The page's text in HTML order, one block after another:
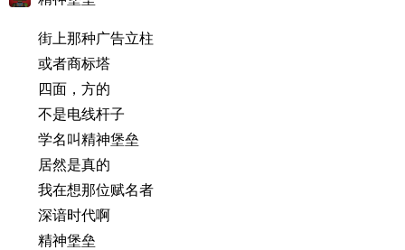
街上那种广告立柱
或者商标塔
四面，方的
不是电线杆子
学名叫精神堡垒
居然是真的
我在想那位赋名者
深谙时代啊
精神堡垒